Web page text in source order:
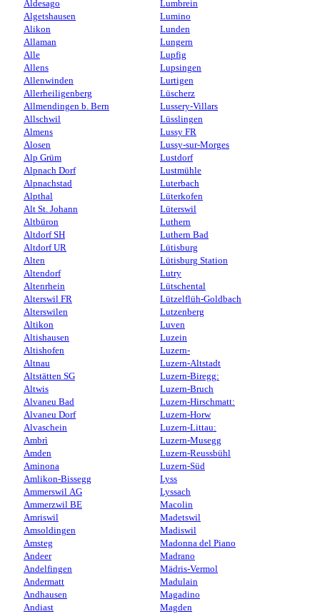
Aldesago
Algetshausen
Alikon
Allaman
Alle
Allens
Allenwinden
Allerheiligenberg
Allmendingen b. Bern
Allschwil
Almens
Alosen
Alp Grüm
Alpnach Dorf
Alpnachstad
Alpthal
Alt St. Johann
Altbüron
Altdorf SH
Altdorf UR
Alten
Altendorf
Altenrhein
Alterswil FR
Alterswilen
Altikon
Altishausen
Altishofen
Altnau
Altstätten SG
Altwis
Alvaneu Bad
Alvaneu Dorf
Alvaschein
Ambrì
Amden
Aminona
Amlikon-Bissegg
Ammerswil AG
Ammerzwil BE
Amriswil
Amsoldingen
Amsteg
Andeer
Andelfingen
Andermatt
Andhausen
Andiast
Lumbrein
Lumino
Lunden
Lungern
Lupfig
Lupsingen
Lurtigen
Lüscherz
Lussery-Villars
Lüsslingen
Lussy FR
Lussy-sur-Morges
Lustdorf
Lustmühle
Luterbach
Lüterkofen
Lüterswil
Luthern
Luthern Bad
Lütisburg
Lütisburg Station
Lutry
Lütschental
Lützelflüh-Goldbach
Lutzenberg
Luven
Luzein
Luzern-
Luzern-Altstadt
Luzern-Biregg:
Luzern-Bruch
Luzern-Hirschmatt:
Luzern-Horw
Luzern-Littau:
Luzern-Musegg
Luzern-Reussbühl
Luzern-Süd
Lyss
Lyssach
Macolin
Madetswil
Madiswil
Madonna del Piano
Madrano
Mädris-Vermol
Madulain
Magadino
Magden